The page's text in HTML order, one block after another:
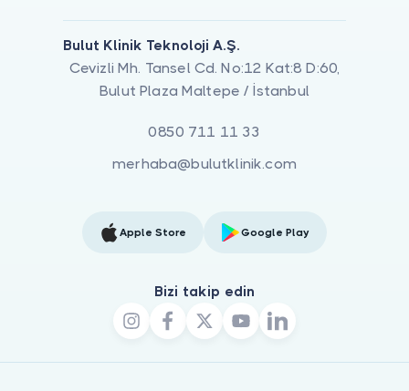
Bulut Klinik Teknoloji A.Ş.
Cevizli Mh. Tansel Cd. No:12 Kat:8 D:60,
Bulut Plaza Maltepe / İstanbul
0850 711 11 33
merhaba@bulutklinik.com
Apple Store Google Play
Bizi takip edin